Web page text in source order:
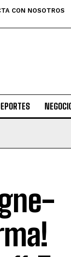
CON NOSOTROS